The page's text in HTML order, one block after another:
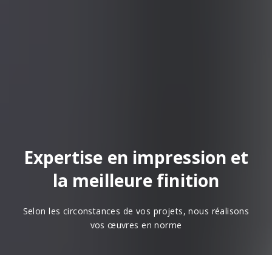
Expertise en impression et
la meilleure finition
Selon les circonstances de vos projets, nous réalisons
vos œuvres en norme